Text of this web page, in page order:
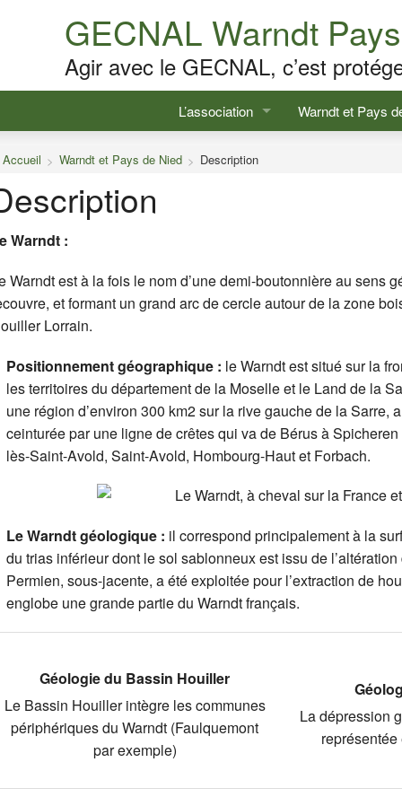
GECNAL Warndt
Agir avec le GECNAL, c’est
L’association
Présentation
Comptes-rendus de réunion
Nos activités
Charte biodiversité
Warndt et Pays
Histoire &
Accueil Warndt et Pays de Nied Description
Warndt :
Warndt est à la fois le nom d’une demi-boutonnière au sens
et formant un grand arc de cercle autour de la zone
Lorrain.
Positionnement géographique : le Warndt est situé sur la
les territoires du département de la Moselle et le Land de la
une région d’environ 300 km2 sur la rive gauche de la Sarre,
ceinturée par une ligne de crêtes qui va de Bérus à
lès-Saint-Avold, Saint-Avold, Hombourg-Haut et Forbach.
Le Warndt géologique : il correspond principalement à la
du trias inférieur dont le sol sablonneux est issu de
Permien, sous-jacente, a été exploitée pour l’extraction de
englobe une grande partie du Warndt français.
Géologie du Bassin Houiller
Le Bassin Houiller intègre les communes
périphériques du Warndt (Faulquemont
par exemple)
La dépression